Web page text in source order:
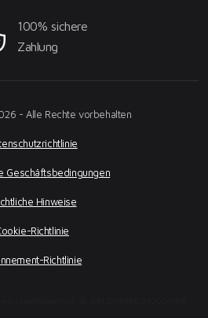
100% sichere
Zahlung
- Alle Rechte vorbehalten
Geschäftsbedingungen
Hinweise
Richtlinie
Richtlinie